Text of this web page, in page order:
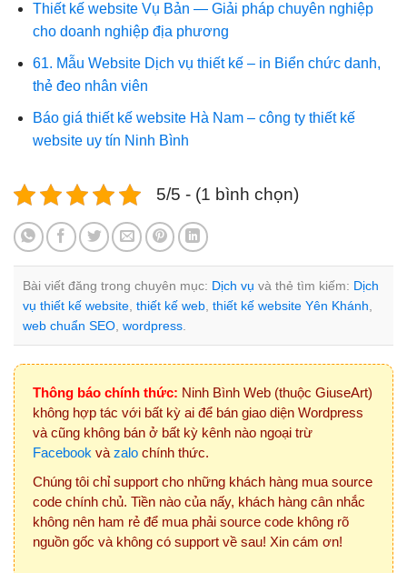
Thiết kế website Vụ Bản — Giải pháp chuyên nghiệp
cho doanh nghiệp địa phương
61. Mẫu Website Dịch vụ thiết kế – in Biển chức danh,
thẻ đeo nhân viên
Báo giá thiết kế website Hà Nam – công ty thiết kế
website uy tín Ninh Bình
5/5 - (1 bình chọn)
Bài viết đăng trong chuyên mục: Dịch vụ và thẻ tìm kiếm: Dịch
vụ thiết kế website thiết kế web thiết kế website Yên Khánh
web chuẩn SEO wordpress
Thông báo chính thức: Ninh Bình Web (thuộc GiuseArt)
không hợp tác với bất kỳ ai để bán giao diện Wordpress
và cũng không bán ở bất kỳ kênh nào ngoại trừ
Facebook và zalo chính thức.
Chúng tôi chỉ support cho những khách hàng mua source
code chính chủ. Tiền nào của nấy, khách hàng cân nhắc
không nên ham rẻ để mua phải source code không rõ
nguồn gốc và không có support về sau! Xin cám ơn!